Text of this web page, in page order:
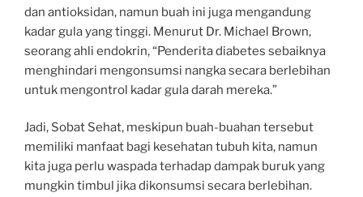
dan antioksidan, namun buah ini juga mengandung
kadar gula yang tinggi. Menurut Dr. Michael Brown,
seorang ahli endokrin, “Penderita diabetes sebaiknya
menghindari mengonsumsi nangka secara berlebihan
untuk mengontrol kadar gula darah mereka.”
Jadi, Sobat Sehat, meskipun buah-buahan tersebut
memiliki manfaat bagi kesehatan tubuh kita, namun
kita juga perlu waspada terhadap dampak buruk yang
mungkin timbul jika dikonsumsi secara berlebihan.